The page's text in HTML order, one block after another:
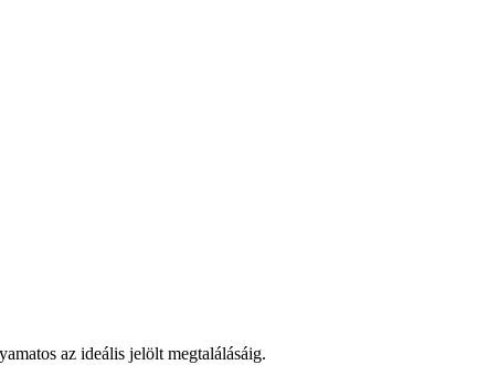
az ideális jelölt megtalálásáig.